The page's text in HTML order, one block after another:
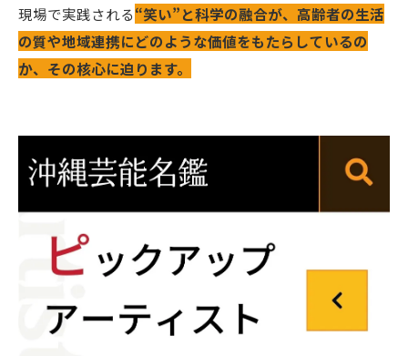
現場で実践される“笑い”と科学の融合が、高齢者の生活
の質や地域連携にどのような価値をもたらしているの
か、その核心に迫ります。